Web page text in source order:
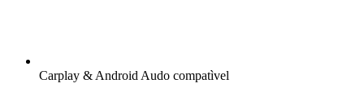
Carplay & Android Audo compatìvel